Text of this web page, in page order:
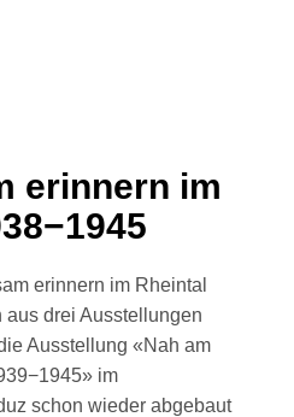
erinnern im
erinnern im Rheintal
drei Ausstellungen
Ausstellung «Nah am
im
schon wieder abgebaut